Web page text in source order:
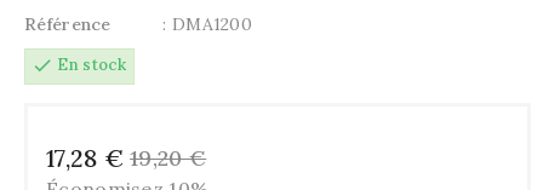
Référence
: DMA1200
check En stock
17,28 € 19,20 €